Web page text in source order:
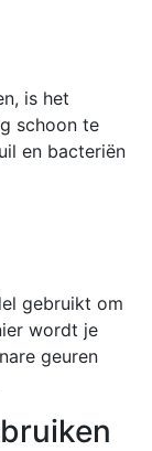
is het
schoon te
en bacteriën
gebruikt om
wordt je
geuren